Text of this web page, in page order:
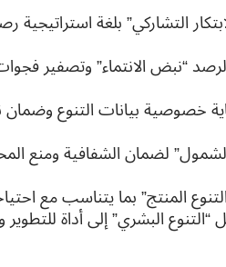
التشاركي” بلغة استراتيجية
“نبض الانتماء” وتصفير
خصوصية بيانات التنوع
الشمول” لضمان الشفافية ومنع
المنتج” بما يتناسب مع
البشري” إلى أداة للتطوير